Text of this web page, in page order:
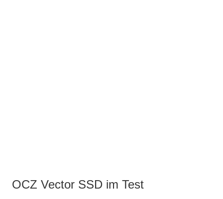
OCZ Vector SSD im Test